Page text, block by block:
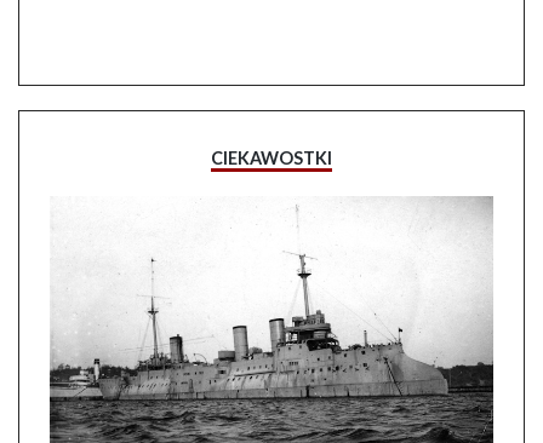
CIEKAWOSTKI